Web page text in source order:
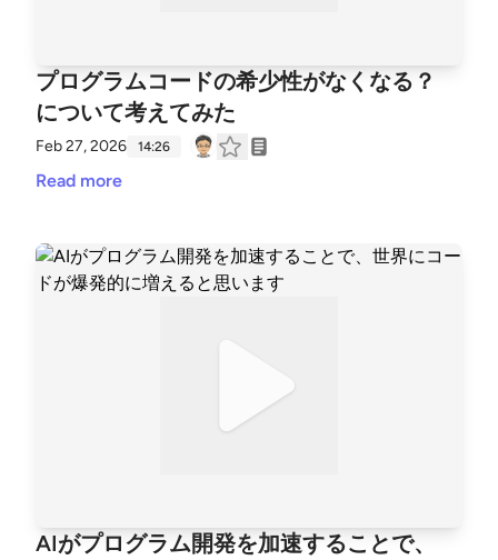
プログラムコードの希少性がなくなる？
について考えてみた
Feb 27, 2026 14:26
Read more
AIがプログラム開発を加速することで、